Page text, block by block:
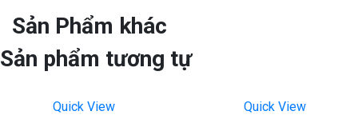
Sản Phẩm khác
Sản phẩm tương tự
Quick View
Quick View